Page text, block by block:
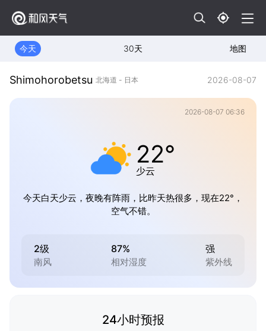
今天 30天 地图
Shimohorobetsu 北海道 - 日本 2026-08-07
2026-08-07 06:36
22°
少云
今天白天少云，夜晚有阵雨，比昨天热很多，现在22°，
空气不错。
2级
南风
87%
相对湿度
强
紫外线
24小时预报